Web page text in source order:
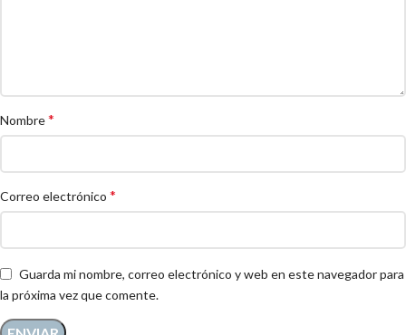
Nombre*
Correo electrónico *
Guarda mi nombre, correo electrónico y web en este navegador para
la próxima vez que comente.